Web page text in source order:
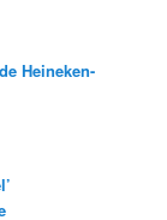
Heineken-